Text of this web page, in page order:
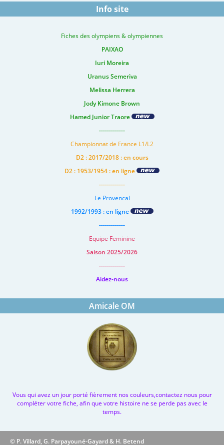
Info site
Fiches des olympiens & olympiennes
PAIXAO
Iuri Moreira
Uranus Semeriva
Melissa Herrera
Jody Kimone Brown
Hamed Junior Traore
-------------
Championnat de France L1/L2
D2 : 2017/2018 : en cours
D2 : 1953/1954 : en ligne
-------------
Le Provencal
1992/1993 : en ligne
-------------
Equipe Feminine
Saison 2025/2026
-------------
Aidez-nous
Amicale OM
Vous qui avez un jour porté fièrement nos couleurs,contactez nous pour
compléter votre fiche, afin que votre histoire ne se perde pas avec le
temps.
© P. Villard, G. Parpayouné-Gayard & H. Betend